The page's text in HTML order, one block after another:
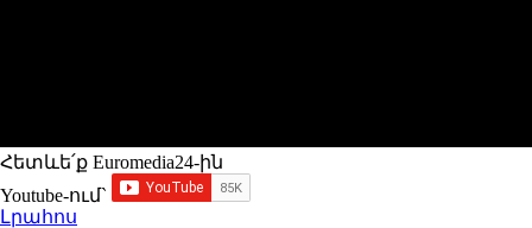
Հետևե՛ք Euromedia24-ին
Youtube-ում`
Լրահոս